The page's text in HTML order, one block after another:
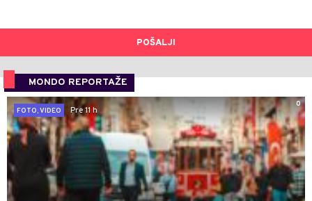
POŠALJI
MONDO REPORTAŽE
0
FOTO, VIDEO
Pre 11 h